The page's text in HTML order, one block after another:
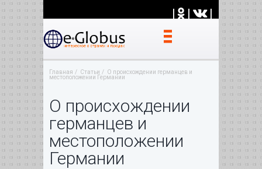
| | |
Главная Статьи
О происхождении германцев и
местоположении Германии
О происхождении
германцев и
местоположении
Германии